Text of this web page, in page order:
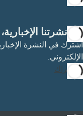
مع نشرتنا
اشترك في النشرة
الإلكتروني.
الاشتراك